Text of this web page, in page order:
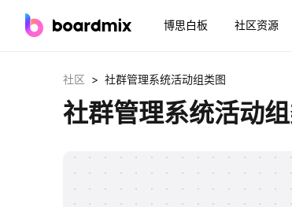
博思白板 社区资源
社区 > 社群管理系统活动组类图
社群管理系统活动